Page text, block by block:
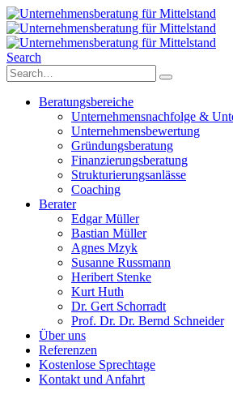
Search
Beratungsbereiche
Unternehmensnachfolge &
Unternehmensbewertung
Gründungsberatung
Finanzierungsberatung
Strukturierungsanlässe
Coaching
Berater
Edgar Müller
Bastian Müller
Agnes Mzyk
Susanne Russmann
Heribert Stenke
Kurt Huth
Dr. Gert Schorradt
Prof. Dr. Dr. Bernd Schneider
Über uns
Referenzen
Kostenlose Sprechtage
Kontakt und Anfahrt